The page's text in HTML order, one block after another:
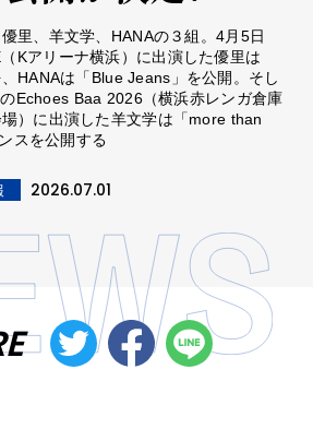
里、羊文学、HANAの３組。4月5日
Kアリーナ横浜）に出演した優里は
、HANAは「Blue Jeans」を公開。そし
Echoes Baa 2026（横浜赤レンガ倉庫
）に出演した羊文学は「more than
スを公開する
2026.07.01